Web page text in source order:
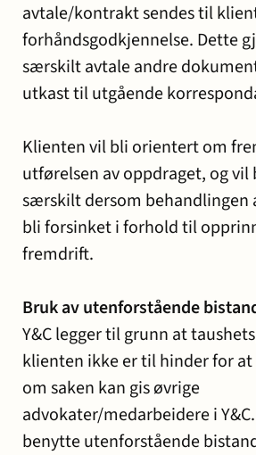
avtale/kontrakt sendes til
forhåndsgodkjennelse. Dette
særskilt avtale andre
utkast til utgående
Klienten vil bli orientert om
utførelsen av oppdraget, og vil
særskilt dersom behandlingen
bli forsinket i forhold til
fremdrift.
Bruk av utenforstående
Y&C legger til grunn at
klienten ikke er til hinder for
om saken kan gis øvrige
advokater/medarbeidere i
benytte utenforstående